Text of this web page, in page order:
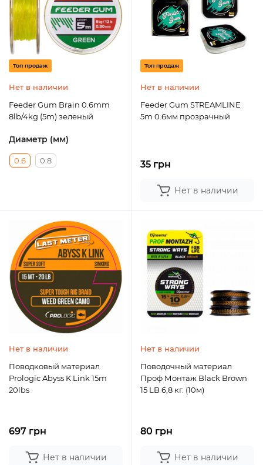
Топ продаж
Нет в наличии
Feeder Gum Brain 0.6mm
8lb/4kg (5m) зеленый
Диаметр (мм)
0.6 0.8
Топ продаж
Нет в наличии
Feeder Gum STREAMLINE
5m 0.6мм прозрачный
35 грн
Нет в наличии
Нет в наличии
Поводковый материал
Prologic Abyss K Link 15m
20lbs
697 грн
Нет в наличии
Нет в наличии
Поводочный материал
Проф Монтаж Black Brown
15 LB 6,8 кг. (10м)
80 грн
Нет в наличии